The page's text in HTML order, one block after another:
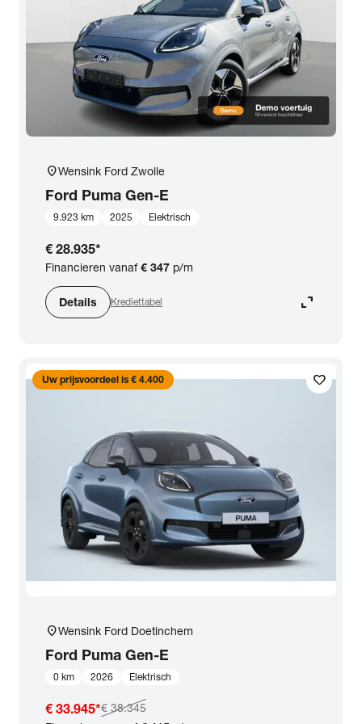
BTW (aftrekbaar) / Marge (BTW niet aftrekbaar)expand_more
Merk & Model
Ford close
Prijs
Kilometerstand
Transmissie
Opties
Carrosserie
Basiskleur
Aantal zitplaatsen
Aantal deuren
location_onWensink Ford Zwolle
Ford Puma Gen-E
9.923 km 2025 Elektrisch
€ 28.935*
Financieren vanaf€ 347 p/m
Details Krediettabel expand_content
favorite
Uw prijsvoordeel is € 4.400
location_onWensink Ford Doetinchem
Ford Puma Gen-E
0 km 2026 Elektrisch
€ 33.945*€ 38.345